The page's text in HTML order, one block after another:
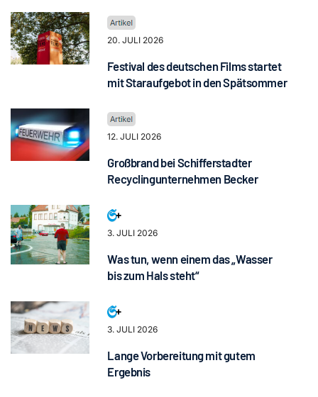
20. JULI 2026
Festival des deutschen Films startet
mit Staraufgebot in den Spätsommer
12. JULI 2026
Großbrand bei Schifferstadter
Recyclingunternehmen Becker
3. JULI 2026
Was tun, wenn einem das „Wasser
bis zum Hals steht“
3. JULI 2026
Lange Vorbereitung mit gutem
Ergebnis